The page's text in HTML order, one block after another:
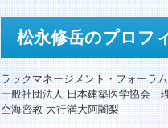
松永修岳のプロフ
ラックマネージメント・フォーラ
一般社団法人 日本建築医学協会
空海密教 大行満大阿闍梨